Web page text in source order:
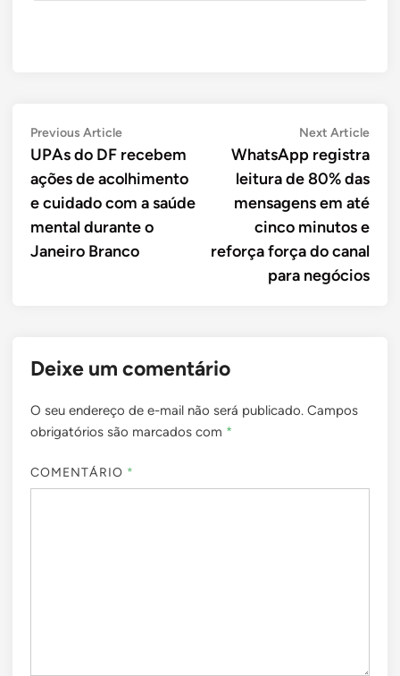
Navegação
de
Post
Previous ArticlePrevious
article:
UPAs do DF recebem
ações de acolhimento
e cuidado com a saúde
mental durante o
Janeiro Branco
Next ArticleNext
WhatsApp registra
leitura de 80% das
mensagens em até
cinco minutos e
reforça força do canal
para negócios
Deixe um comentário
O seu endereço de e-mail não será publicado. Campos
obrigatórios são marcados com *
COMENTÁRIO *